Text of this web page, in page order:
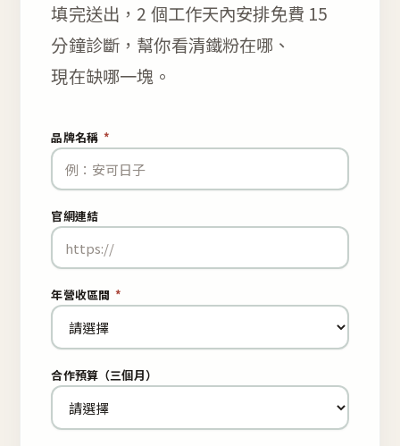
填完送出，2 個工作天內安排免費 15
分鐘診斷，幫你看清鐵粉在哪、
現在缺哪一塊。
品牌名稱 *
官網連結
年營收區間 *
合作預算（三個月）